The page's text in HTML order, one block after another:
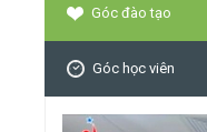
Góc đào tạo
Góc học viên